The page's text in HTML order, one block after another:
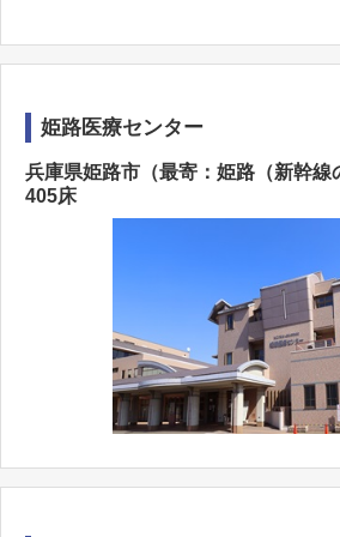
姫路医療センター
兵庫県姫路市（最寄：姫路（新幹線
405床